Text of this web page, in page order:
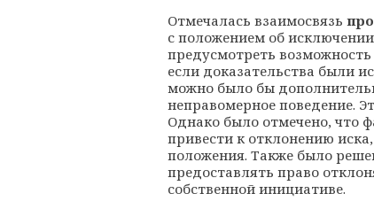
Отмечалась взаимосвязь
с положением об
предусмотреть возможность
если доказательства были
можно было бы
неправомерное поведение.
Однако было отмечено, что
привести к отклонению
положения. Также было
предоставлять право
собственной инициативе.